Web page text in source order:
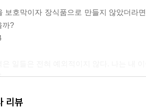
보호막이자 장식품으로 만들지 않았더라
까?
크고 작은 표현들로 여성성을 되찾는 일은
리뷰